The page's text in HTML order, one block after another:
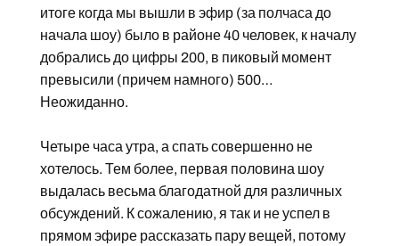
итоге когда мы вышли в эфир (за полчаса до
начала шоу) было в районе 40 человек, к началу
добрались до цифры 200, в пиковый момент
превысили (причем намного) 500…
Неожиданно.
Четыре часа утра, а спать совершенно не
хотелось. Тем более, первая половина шоу
выдалась весьма благодатной для различных
обсуждений. К сожалению, я так и не успел в
прямом эфире рассказать пару вещей, потому